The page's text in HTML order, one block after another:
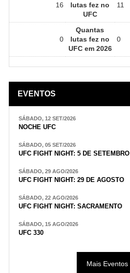
16
lutas fez no
UFC
11
0
Quantas
lutas fez no
UFC em 2026
0
EVENTOS
SÁBADO, 12 SET/2026
NOCHE UFC
SÁBADO, 05 SET/2026
UFC FIGHT NIGHT: 5 DE SETEMBRO
SÁBADO, 29 AGO/2026
UFC FIGHT NIGHT: 29 DE AGOSTO
SÁBADO, 22 AGO/2026
UFC FIGHT NIGHT: SACRAMENTO
SÁBADO, 15 AGO/2026
UFC 330
Mais Eventos